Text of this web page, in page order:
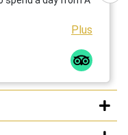
Plus